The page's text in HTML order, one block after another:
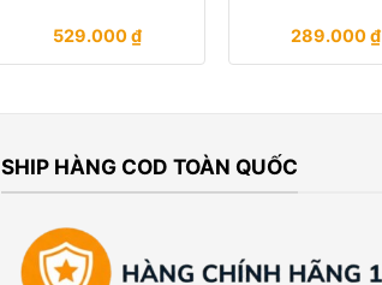
529.000₫ 289.000₫
SHIP HÀNG COD TOÀN QUỐC